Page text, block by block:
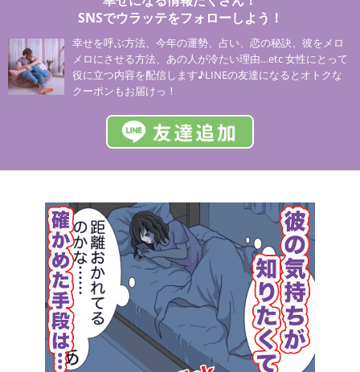
SNSでウラッテをフォローしよう！
幸せを呼ぶ方法、今年の運勢、占い、恋の秘訣、彼をメロ
メロにさせる方法、あの人が冷たい理由…etc 女性にとって
役に立つ内容を配信します♪LINEの友達になるとオトクな
クーポンもお届けっ！